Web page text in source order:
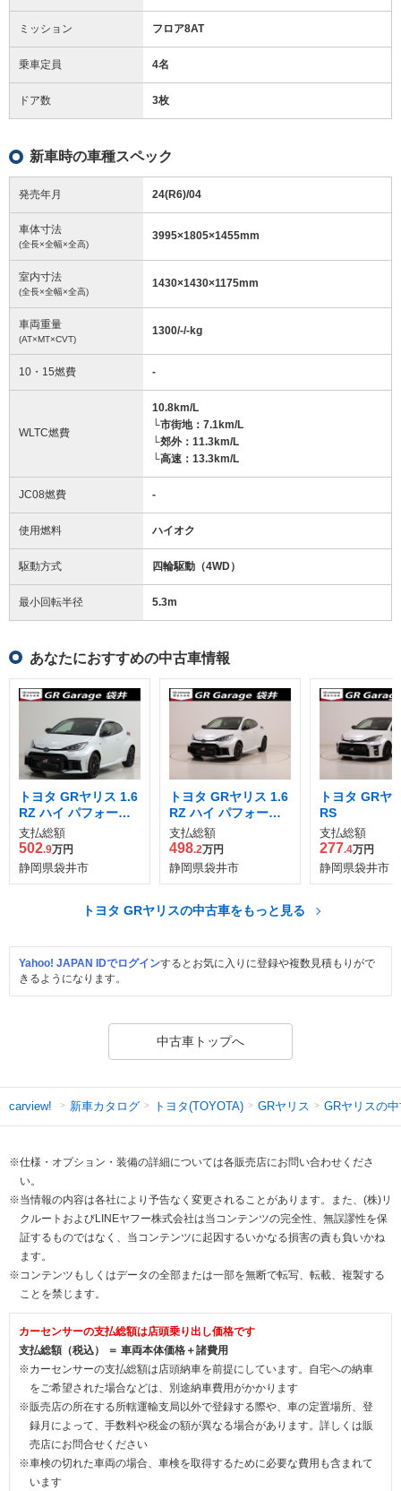
ミッション フロア8AT
乗車定員 4名
ドア数 3枚
新車時の車種スペック
発売年月 24(R6)/04
車体寸法
(全長×全幅×全高)
3995×1805×1455mm
室内寸法
(全長×全幅×全高)
1430×1430×1175mm
車両重量
(AT×MT×CVT)
1300/-/-kg
10・15燃費 -
WLTC燃費
10.8km/L
└市街地：7.1km/L
└郊外：11.3km/L
└高速：13.3km/L
JC08燃費 -
使用燃料 ハイオク
駆動方式 四輪駆動（4WD）
最小回転半径 5.3m
あなたにおすすめの中古車情報
トヨタ GRヤリス 1.6
RZ ハイ パフォーマ
ンス GR-DAT 4WD
支払総額
502.9万円
静岡県袋井市
トヨタ GRヤリス 1.6
RZ ハイ パフォーマ
ンス GR-DAT 4WD
支払総額
498.2万円
静岡県袋井市
トヨタ GRヤ
RS
支払総額
277.4万円
静岡県袋井市
トヨタ GRヤリスの中古車をもっと見る
Yahoo! JAPAN IDでログインするとお気に入りに登録や複数見積もりがで
きるようになります。
中古車トップへ
carview! 新車カタログ トヨタ(TOYOTA) GRヤリス GRヤリスの
※仕様・オプション・装備の詳細については各販売店にお問い合わせくださ
い。
※当情報の内容は各社により予告なく変更されることがあります。また、(株)リ
クルートおよびLINEヤフー株式会社は当コンテンツの完全性、無誤謬性を保
証するものではなく、当コンテンツに起因するいかなる損害の責も負いかね
ます。
※コンテンツもしくはデータの全部または一部を無断で転写、転載、複製する
ことを禁じます。
カーセンサーの支払総額は店頭乗り出し価格です
支払総額（税込） ＝ 車両本体価格＋諸費用
※カーセンサーの支払総額は店頭納車を前提にしています。自宅への納車
をご希望された場合などは、別途納車費用がかかります
※販売店の所在する所轄運輸支局以外で登録する際や、車の定置場所、登
録月によって、手数料や税金の額が異なる場合があります。詳しくは販
売店にお問合せください
※車検の切れた車両の場合、車検を取得するために必要な費用も含まれて
います